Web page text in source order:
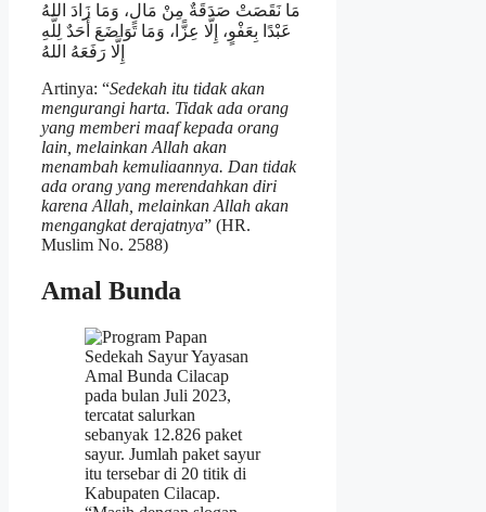
مَا نَقَصَتْ صَدَقَةٌ مِنْ مَالٍ، وَمَا زَادَ اللهُ
عَبْدًا بِعَفْوٍ، إِلَّا عِزًّا، وَمَا تَوَاضَعَ أَحَدٌ لِلَّهِ
إِلَّا رَفَعَهُ اللهُ
Artinya: “Sedekah itu tidak akan
mengurangi harta. Tidak ada orang
yang memberi maaf kepada orang
lain, melainkan Allah akan
menambah kemuliaannya. Dan tidak
ada orang yang merendahkan diri
karena Allah, melainkan Allah akan
mengangkat derajatnya” (HR.
Muslim No. 2588)
Amal Bunda